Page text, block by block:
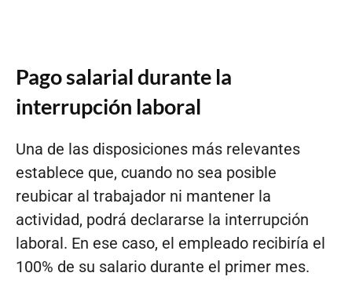
Pago salarial durante la
interrupción laboral
Una de las disposiciones más relevantes
establece que, cuando no sea posible
reubicar al trabajador ni mantener la
actividad, podrá declararse la interrupción
laboral. En ese caso, el empleado recibiría el
100% de su salario durante el primer mes.